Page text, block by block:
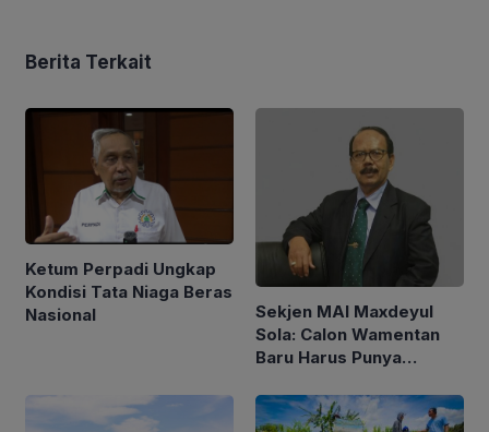
Berita Terkait
Ketum Perpadi Ungkap
Kondisi Tata Niaga Beras
Nasional
Sekjen MAI Maxdeyul
Sola: Calon Wamentan
Baru Harus Punya
Holistik